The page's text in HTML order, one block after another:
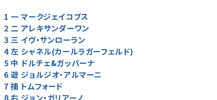
1 一 マークジェイコブス
2 二 アレキサンダーワン
3 三 イヴ・サンローラン
4 左 シャネル(カールラガーフェルド)
5 中 ドルチェ&ガッバーナ
6 遊 ジョルジオ・アルマーニ
7 捕 トムフォード